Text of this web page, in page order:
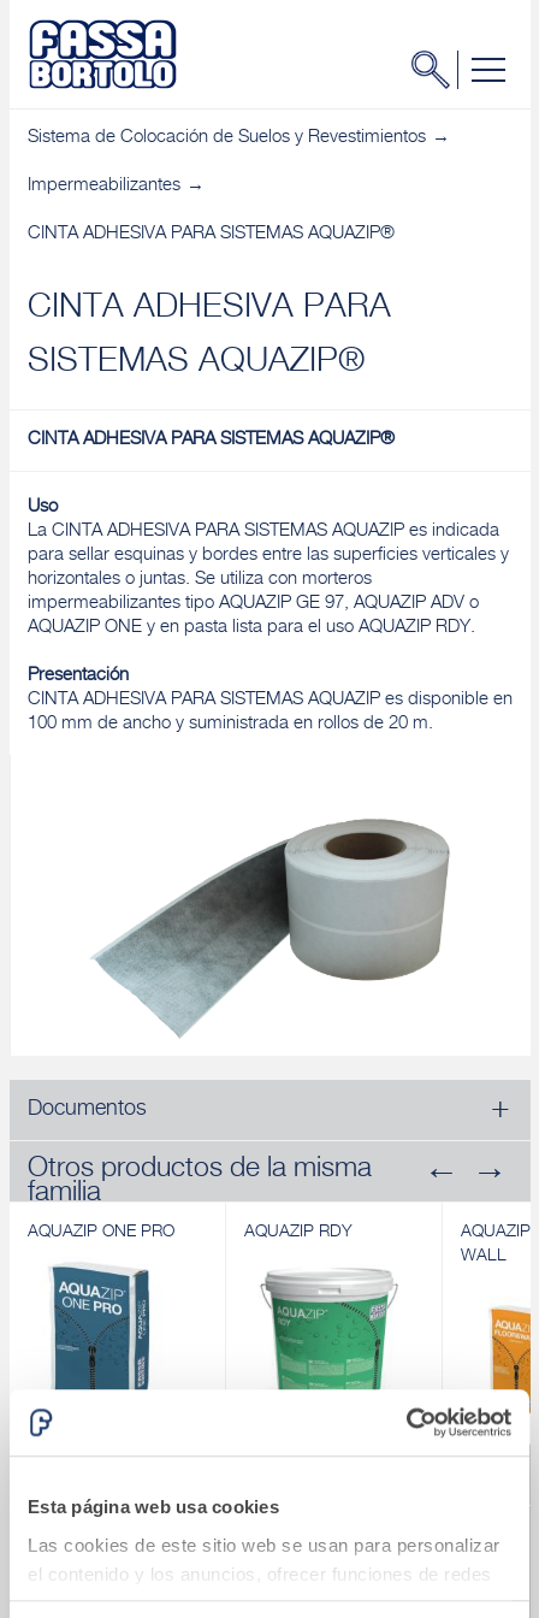
Esta página web usa cookies
Las cookies de este sitio web se usan para personalizar
el contenido y los anuncios, ofrecer funciones de redes
Sistema de Colocación de Suelos y Revestimientos
Impermeabilizantes
CINTA ADHESIVA PARA SISTEMAS AQUAZIP®
CINTA ADHESIVA PARA
SISTEMAS AQUAZIP®
CINTA ADHESIVA PARA SISTEMAS AQUAZIP®
Uso
La CINTA ADHESIVA PARA SISTEMAS AQUAZIP es indicada
para sellar esquinas y bordes entre las superficies verticales y
horizontales o juntas. Se utiliza con morteros
impermeabilizantes tipo AQUAZIP GE 97, AQUAZIP ADV o
AQUAZIP ONE y en pasta lista para el uso AQUAZIP RDY.
Presentación
CINTA ADHESIVA PARA SISTEMAS AQUAZIP es disponible en
100 mm de ancho y suministrada en rollos de 20 m.
Documentos
Otros productos de la misma
familia
AQUAZIP ONE PRO
impermeabilizante
monocomponente de
polímero - cemento
AQUAZIP RDY
impermeabilizante
uso para interiores
Descubrir
AQUAZIP
WALL